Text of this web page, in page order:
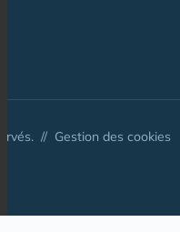
// Gestion des cookies